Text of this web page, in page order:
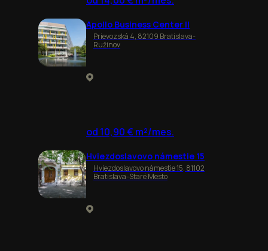
Apollo Business Center II
Prievozská 4, 82109 Bratislava-
Ružinov
od 10,90 € m²/mes.
Hviezdoslavovo námestie 15
Hviezdoslavovo námestie 15, 81102
Bratislava-Staré Mesto